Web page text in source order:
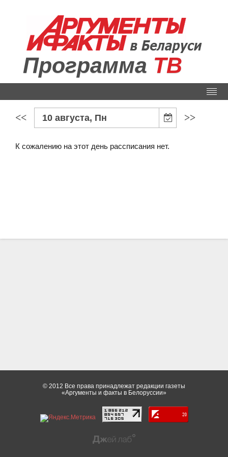
Программа ТВ
<< 10 августа, Пн >>
К сожалению на этот день рассписания нет.
© 2012 Все права принадлежат редакции газеты
«Аргументы и факты в Белоруссии»